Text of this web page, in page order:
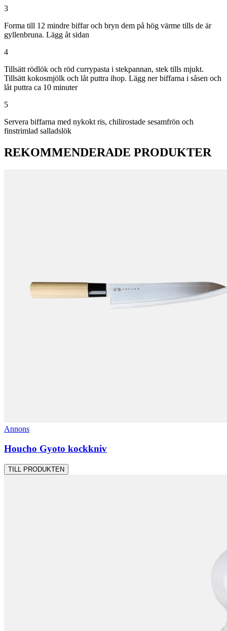
3
Forma till 12 mindre biffar och bryn dem på hög värme tills de är
gyllenbruna. Lägg åt sidan
4
Tillsätt rödlök och röd currypasta i stekpannan, stek tills mjukt.
Tillsätt kokosmjölk och låt puttra ihop. Lägg ner biffarna i såsen och
låt puttra ca 10 minuter
5
Servera biffarna med nykokt ris, chilirostade sesamfrön och
finstrimlad salladslök
REKOMMENDERADE PRODUKTER
Annons
Houcho Gyoto kockkniv
TILL PRODUKTEN